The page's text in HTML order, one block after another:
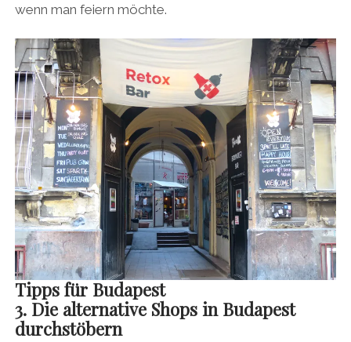
wenn man feiern möchte.
Tipps für Budapest
3. Die alternative Shops in Budapest
durchstöbern